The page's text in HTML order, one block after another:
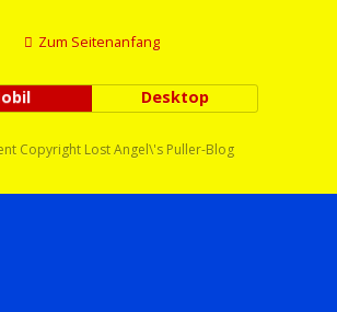
Zum Seitenanfang
Desktop
Copyright Lost Angel\'s Puller-Blog